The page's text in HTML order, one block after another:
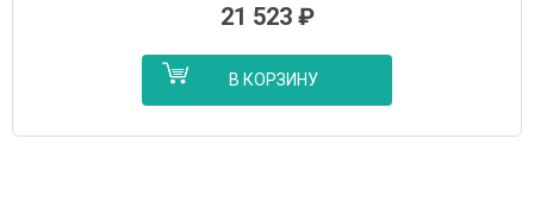
21 523 ₽
В КОРЗИНУ